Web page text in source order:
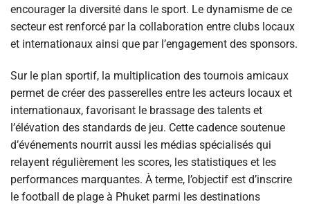
encourager la diversité dans le sport. Le dynamisme de ce
secteur est renforcé par la collaboration entre clubs locaux
et internationaux ainsi que par l’engagement des sponsors.
Sur le plan sportif, la multiplication des tournois amicaux
permet de créer des passerelles entre les acteurs locaux et
internationaux, favorisant le brassage des talents et
l’élévation des standards de jeu. Cette cadence soutenue
d’événements nourrit aussi les médias spécialisés qui
relayent régulièrement les scores, les statistiques et les
performances marquantes. À terme, l’objectif est d’inscrire
le football de plage à Phuket parmi les destinations